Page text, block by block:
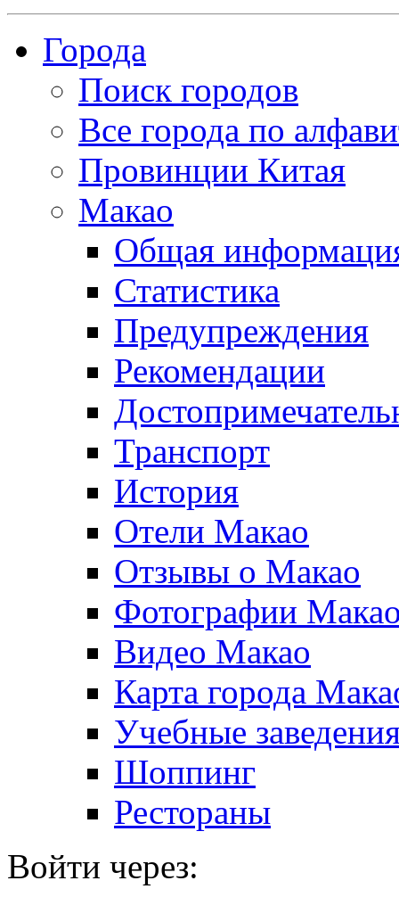
Города
Поиск городов
Все города по
Провинции Китая
Макао
Общая
Статистика
Предупреждения
Рекомендации
Транспорт
История
Отели Макао
Отзывы о Макао
Фотографии
Видео Макао
Карта города
Учебные
Шоппинг
Рестораны
Войти через: